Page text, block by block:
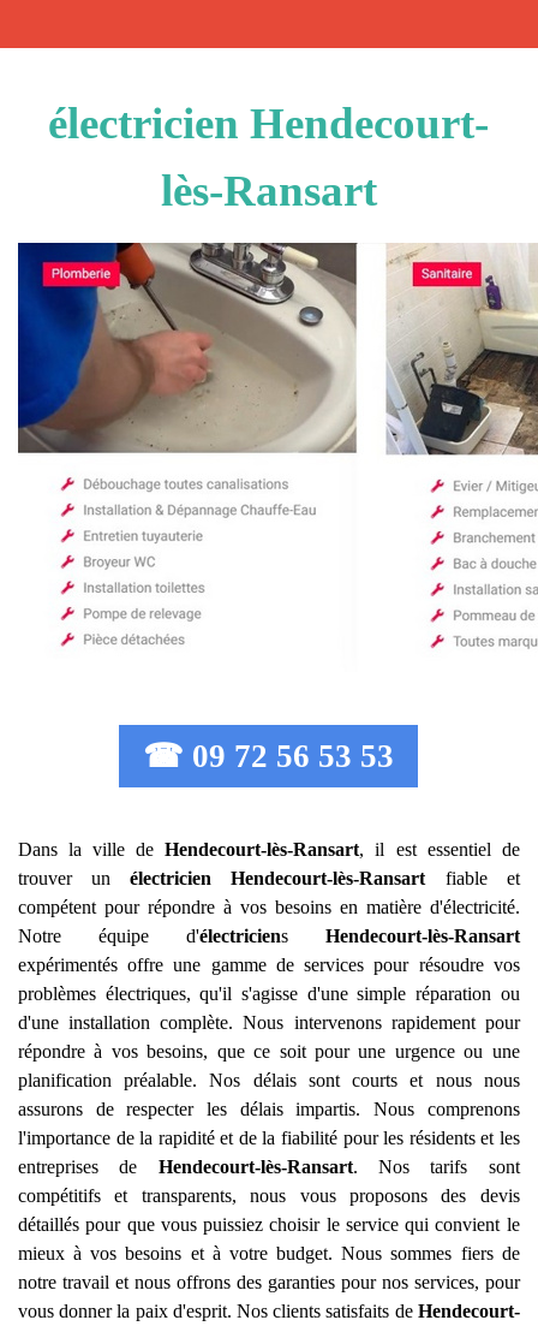
électricien Hendecourt-
lès-Ransart
☎ 09 72 56 53 53
Dans la ville deHendecourt-lès-Ransart, il est essentiel de
trouver unélectricien Hendecourt-lès-Ransart fiable et
compétent pour répondre à vos besoins en matière d'électricité.
Notre équipe d'électriciens Hendecourt-lès-Ransart
expérimentés offre une gamme de services pour résoudre vos
problèmes électriques, qu'il s'agisse d'une simple réparation ou
d'une installation complète. Nous intervenons rapidement pour
répondre à vos besoins, que ce soit pour une urgence ou une
planification préalable. Nos délais sont courts et nous nous
assurons de respecter les délais impartis. Nous comprenons
l'importance de la rapidité et de la fiabilité pour les résidents et les
entreprises de Hendecourt-lès-Ransart. Nos tarifs sont
compétitifs et transparents, nous vous proposons des devis
détaillés pour que vous puissiez choisir le service qui convient le
mieux à vos besoins et à votre budget. Nous sommes fiers de
notre travail et nous offrons des garanties pour nos services, pour
vous donner la paix d'esprit. Nos clients satisfaits de Hendecourt-